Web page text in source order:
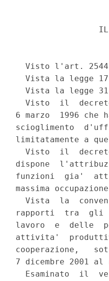
Visto l'art.
Vista la legge
Vista la legge
Visto  il
6 marzo  1996
scioglimento
limitatamente a
Visto  il
dispone
funzioni  gia'
massima
Vista  la
rapporti  tra  gli
lavoro  e  delle
attivita'
cooperazione,
7 dicembre 2001 al
Esaminato  il